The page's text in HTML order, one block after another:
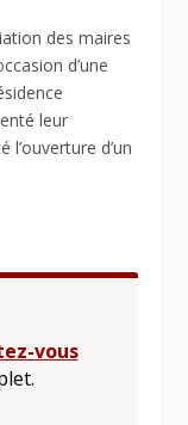
des maires
d’une
leur
d’un
vous